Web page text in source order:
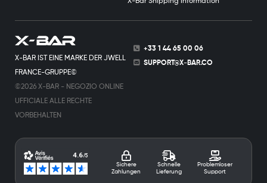
X-BAR IST EINE MARKE DER JWELL
FRANCE-GRUPPE©
©2026 X-BAR - NEGOZIO ONLINE
UFFICIALE ALLE RECHTE
VORBEHALTEN
+33 1 44 65 00 06
SUPPORT@X-BAR.CO
Sichere
Zahlungen
Schnelle
Lieferung
Problemloser
Support